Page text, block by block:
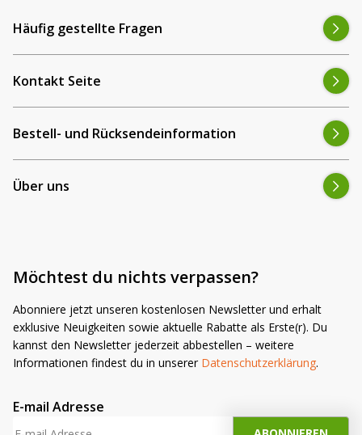
Häufig gestellte Fragen
Kontakt Seite
Bestell- und Rücksendeinformation
Über uns
Möchtest du nichts verpassen?
Abonniere jetzt unseren kostenlosen Newsletter und erhalt
exklusive Neuigkeiten sowie aktuelle Rabatte als Erste(r). Du
kannst den Newsletter jederzeit abbestellen – weitere
Informationen findest du in unserer Datenschutzerklärung.
E-mail Adresse